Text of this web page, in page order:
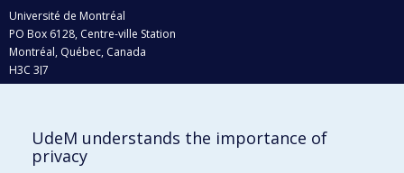
Université de Montréal
PO Box 6128, Centre-ville Station
Montréal, Québec, Canada
H3C 3J7
Who does what?
UdeM understands the importance of
privacy